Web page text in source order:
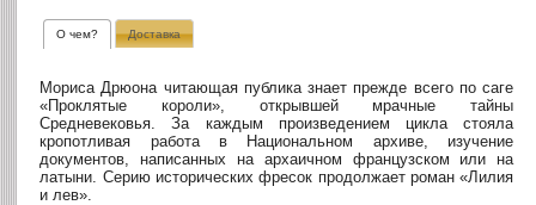
О чем? Доставка
Мориса Дрюона читающая публика знает прежде всего по саге
«Проклятые короли», открывшей мрачные тайны
Средневековья. За каждым произведением цикла стояла
кропотливая работа в Национальном архиве, изучение
документов, написанных на архаичном французском или на
латыни. Серию исторических фресок продолжает роман «Лилия
и лев».